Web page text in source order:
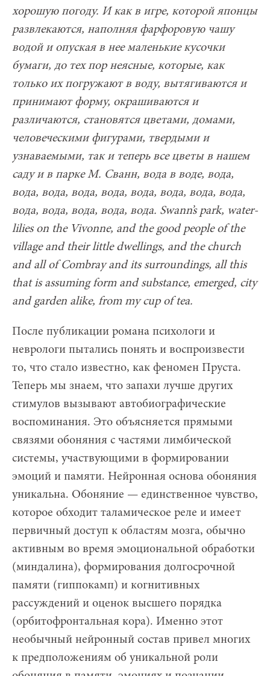
хорошую погоду. И как в игре, которой японцы
развлекаются, наполняя фарфоровую чашу
водой и опуская в нее маленькие кусочки
бумаги, до тех пор неясные, которые, как
только их погружают в воду, вытягиваются и
принимают форму, окрашиваются и
различаются, становятся цветами, домами,
человеческими фигурами, твердыми и
узнаваемыми, так и теперь все цветы в нашем
саду и в парке М. Сванн, вода в воде, вода,
вода, вода, вода, вода, вода, вода, вода, вода,
вода, вода, вода, вода, вода. Swann’s park, water-
lilies on the Vivonne, and the good people of the
village and their little dwellings, and the church
and all of Combray and its surroundings, all this
that is assuming form and substance, emerged, city
and garden alike, from my cup of tea.
После публикации романа психологи и
неврологи пытались понять и воспроизвести
то, что стало известно, как феномен Пруста.
Теперь мы знаем, что запахи лучше других
стимулов вызывают автобиографические
воспоминания. Это объясняется прямыми
связями обоняния с частями лимбической
системы, участвующими в формировании
эмоций и памяти. Нейронная основа обоняния
уникальна. Обоняние — единственное чувство,
которое обходит таламическое реле и имеет
первичный доступ к областям мозга, обычно
активным во время эмоциональной обработки
(миндалина), формирования долгосрочной
памяти (гиппокамп) и когнитивных
рассуждений и оценок высшего порядка
(орбитофронтальная кора). Именно этот
необычный нейронный состав привел многих
к предположениям об уникальной роли